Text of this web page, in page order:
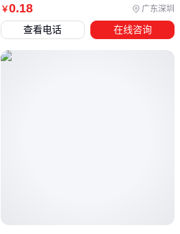
对于需要频繁拆卸的场
螺丝，便于使用标准工具
使用，增强防松效
￥0.18 广东深圳
查看电话 在线咨询